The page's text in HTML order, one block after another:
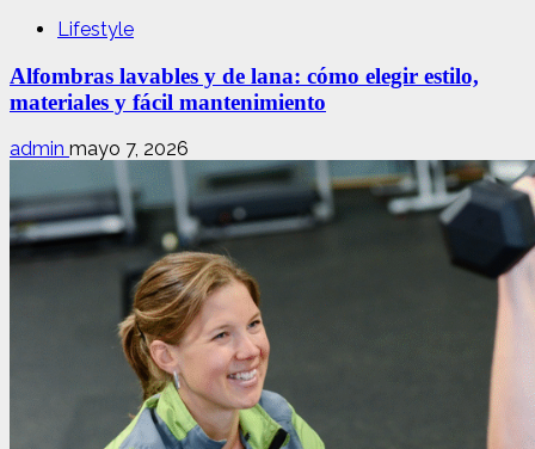
Lifestyle
Alfombras lavables y de lana: cómo elegir estilo,
materiales y fácil mantenimiento
admin mayo 7, 2026